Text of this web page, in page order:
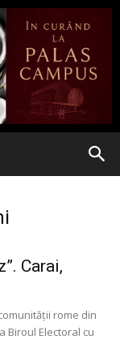
Carai,
rome din
Biroul Electoral cu